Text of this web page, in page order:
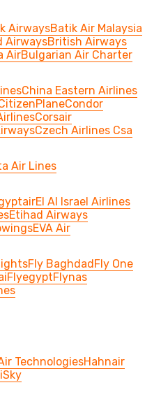
AirwaysBatik Air Malaysia
AirwaysBritish Airways
AirBulgarian Air Charter
China Eastern Airlines
Condor
Corsair
Czech Airlines Csa
Air Lines
El Al Israel Airlines
Etihad Airways
EVA Air
Fly BaghdadFly One
FlyegyptFlynas
TechnologiesHahnair